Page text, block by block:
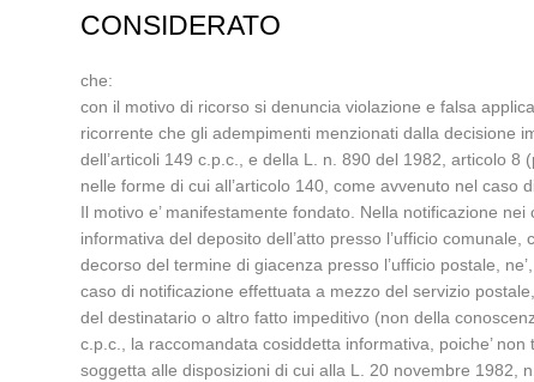
CONSIDERATO
che:
con il motivo di ricorso si denuncia violazione e falsa
ricorrente che gli adempimenti menzionati dalla decisione
dell’articoli 149 c.p.c., e della L. n. 890 del 1982, articolo
nelle forme di cui all’articolo 140, come avvenuto nel caso
Il motivo e’ manifestamente fondato. Nella notificazione
informativa del deposito dell’atto presso l’ufficio
decorso del termine di giacenza presso l’ufficio postale,
caso di notificazione effettuata a mezzo del servizio
del destinatario o altro fatto impeditivo (non della
c.p.c., la raccomandata cosiddetta informativa, poiche’
soggetta alle disposizioni di cui alla L. 20 novembre 1982,